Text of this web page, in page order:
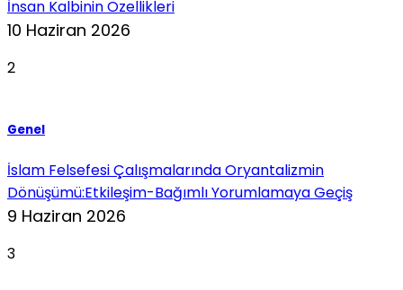
İnsan Kalbinin Özellikleri
10 Haziran 2026
2
Genel
İslam Felsefesi Çalışmalarında Oryantalizmin
Dönüşümü:Etkileşim-Bağımlı Yorumlamaya Geçiş
9 Haziran 2026
3